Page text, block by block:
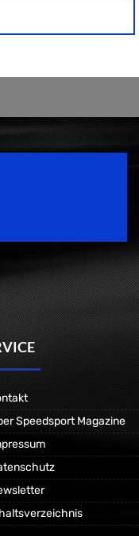
Speedsport Magazine